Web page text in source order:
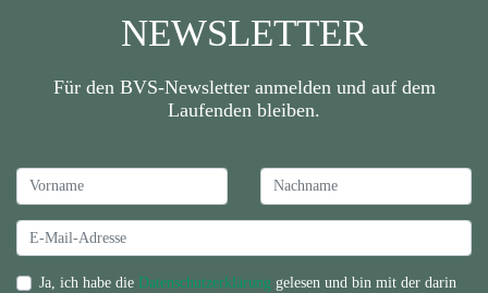
NEWSLETTER
Für den BVS-Newsletter anmelden und auf dem
Laufenden bleiben.
Ja, ich habe die Datenschutzerklärung gelesen und bin mit der darin